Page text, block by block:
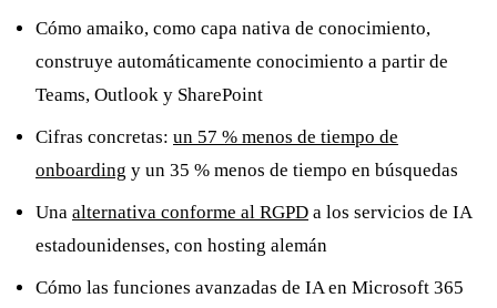
Cómo amaiko, como capa nativa de conocimiento,
construye automáticamente conocimiento a partir de
Teams, Outlook y SharePoint
Cifras concretas: un 57 % menos de tiempo de
onboarding y un 35 % menos de tiempo en búsquedas
Una alternativa conforme al RGPD a los servicios de IA
estadounidenses, con hosting alemán
Cómo las funciones avanzadas de IA en Microsoft 365